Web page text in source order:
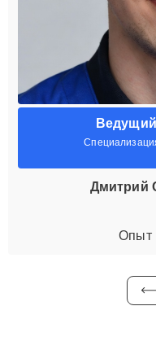
Дмитрий
Опыт